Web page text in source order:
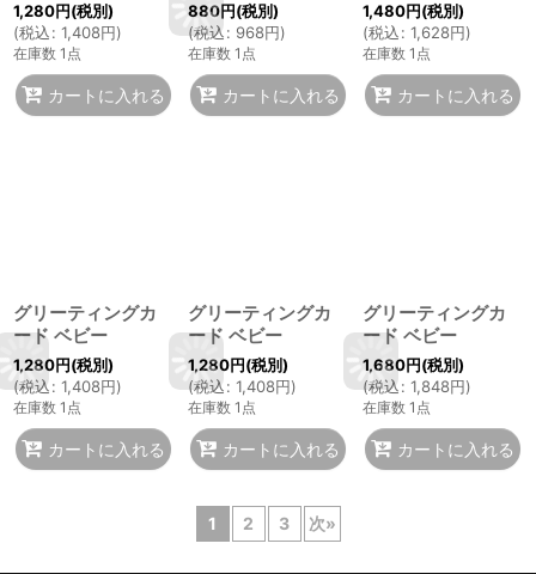
1,280円(税別)
(税込: 1,408円)
在庫数 1点
カートに入れる
880円(税別)
(税込: 968円)
在庫数 1点
カートに入れる
1,480円(税別)
(税込: 1,628円)
在庫数 1点
カートに入れる
グリーティングカ
ード ベビー
1,280円(税別)
(税込: 1,408円)
在庫数 1点
カートに入れる
グリーティングカ
ード ベビー
1,280円(税別)
(税込: 1,408円)
在庫数 1点
カートに入れる
グリーティングカ
ード ベビー
1,680円(税別)
(税込: 1,848円)
在庫数 1点
カートに入れる
1 2 3 次»